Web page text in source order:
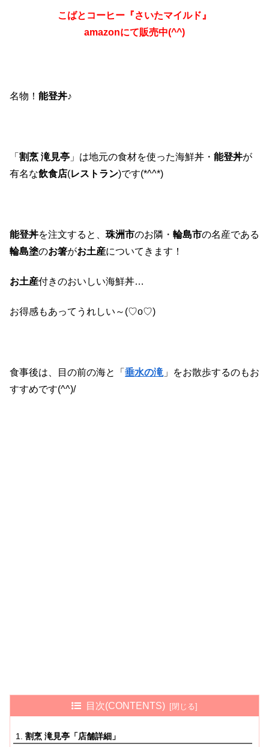
こばとコーヒー『さいたマイルド』
amazonにて販売中(^^)
名物！ 能登丼♪
「 割烹 滝見亭 」は地元の食材を使った海鮮丼・ 能登丼が
有名な飲食店(レストラン)です(*^^*)
能登丼を注文すると、 珠洲市のお隣・ 輪島市の名産である
輪島塗のお箸がお土産についてきます！
お土産付きのおいしい海鮮丼…
お得感もあってうれしい～(♡o♡)
食事後は、目の前の海と「 垂水の滝 」をお散歩するのもお
すすめです(^^)/
目次(CONTENTS)
割烹 滝見亭「店舗詳細」